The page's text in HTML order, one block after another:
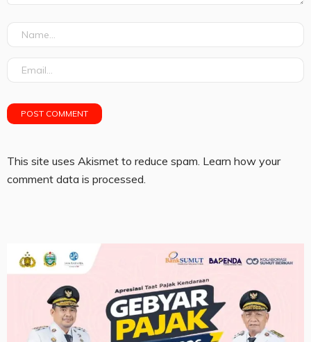
This site uses Akismet to reduce spam. Learn how your
comment data is processed.